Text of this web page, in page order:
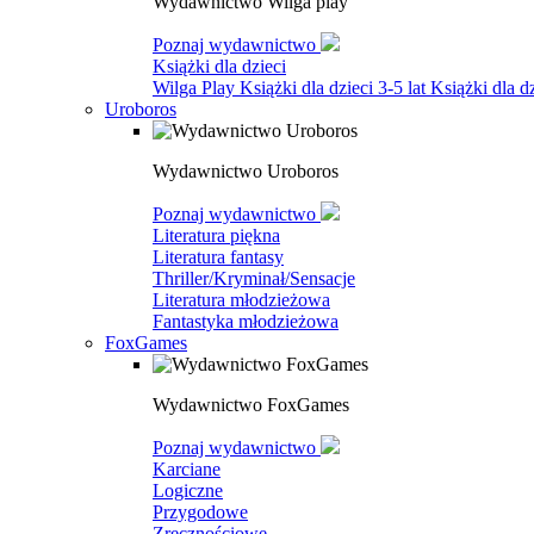
Poznaj wydawnictwo
Książki dla dzieci
Wilga Play Książki dla dzieci 3-5 lat Książki dla
Uroboros
Wydawnictwo Uroboros
Poznaj wydawnictwo
Literatura piękna
Literatura fantasy
Thriller/Kryminał/Sensacje
Literatura młodzieżowa
Fantastyka młodzieżowa
FoxGames
Wydawnictwo FoxGames
Poznaj wydawnictwo
Karciane
Logiczne
Przygodowe